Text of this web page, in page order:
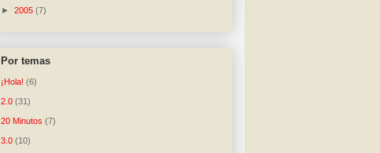
► 2005 (7)
Por temas
¡Hola! (6)
2.0 (31)
20 Minutos (7)
3.0 (10)